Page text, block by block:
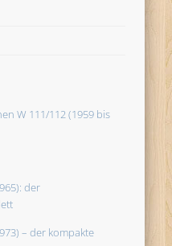
W 111/112 (1959 bis
der
– der kompakte